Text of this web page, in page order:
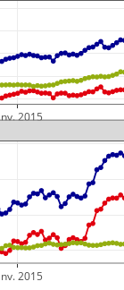
2015
2015